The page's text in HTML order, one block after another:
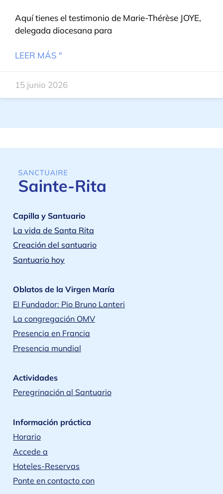
Aquí tienes el testimonio de Marie-Thérèse JOYE,
delegada diocesana para
LEER MÁS "
15 junio 2026
Capilla y Santuario
La vida de Santa Rita
Creación del santuario
Santuario hoy
Oblatos de la Virgen María
El Fundador: Pio Bruno Lanteri
La congregación OMV
Presencia en Francia
Presencia mundial
Actividades
Peregrinación al Santuario
Información práctica
Horario
Accede a
Hoteles-Reservas
Ponte en contacto con